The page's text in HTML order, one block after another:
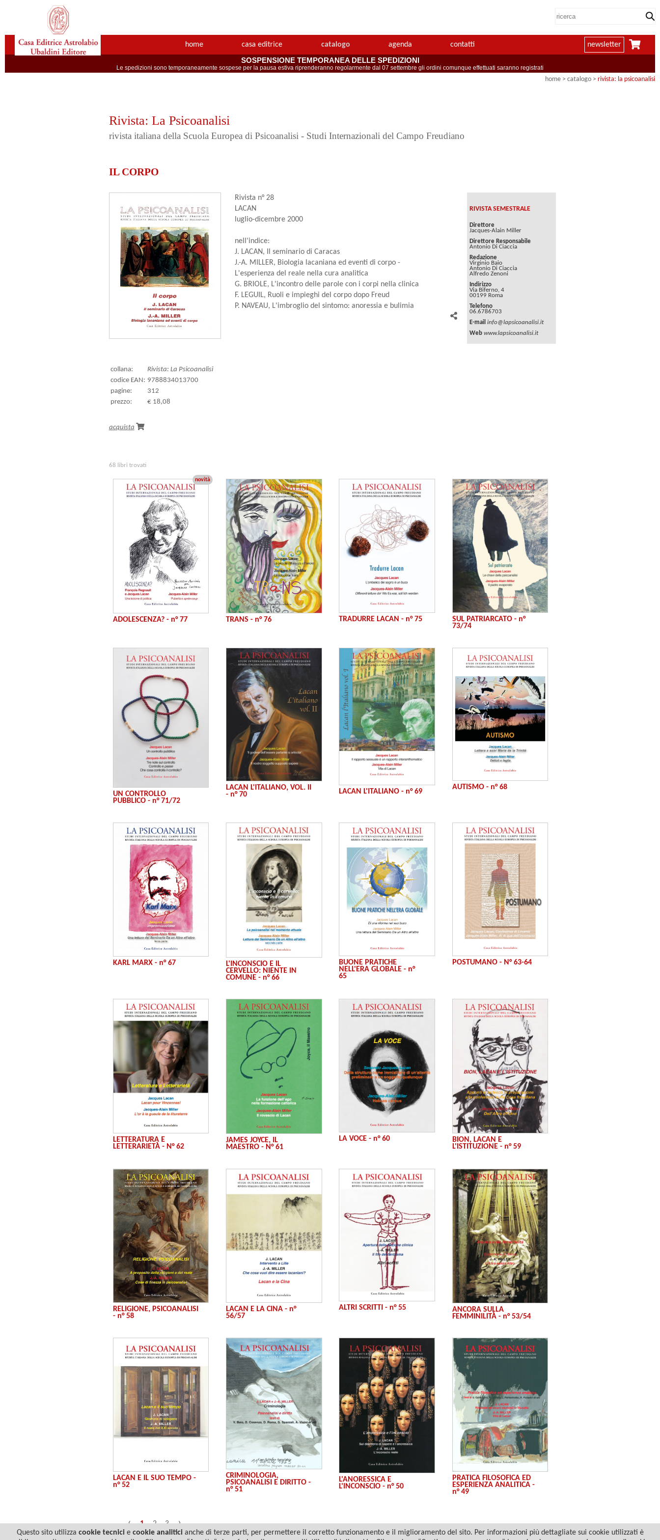
home casa editrice catalogo agenda contatti newsletter
SOSPENSIONE TEMPORANEA DELLE SPEDIZIONI
Le spedizioni sono temporaneamente sospese per la pausa estiva riprenderanno regolarmente dal 07 settembre gli ordini comunque effettuati saranno registrati
home > catalogo > rivista: la psicoanalisi
Rivista: La Psicoanalisi
rivista italiana della Scuola Europea di Psicoanalisi - Studi Internazionali del Campo Freudiano
IL CORPO
Rivista n° 28
LACAN
luglio-dicembre 2000
nell'indice:
J. LACAN, Il seminario di Caracas
J.-A. MILLER, Biologia lacaniana ed eventi di corpo -
L'esperienza del reale nella cura analitica
G. BRIOLE, L'incontro delle parole con i corpi nella clinica
F. LEGUIL, Ruoli e impieghi del corpo dopo Freud
P. NAVEAU, L'imbroglio del sintomo: anoressia e bulimia
RIVISTA SEMESTRALE
Direttore
Jacques-Alain Miller
Direttore Responsabile
Antonio Di Ciaccia
Redazione
Virginio Baio
Antonio Di Ciaccia
Alfredo Zenoni
Indirizzo
Via Biferno, 4
00199 Roma
Telefono
06.6786703
E-mail info@lapsicoanalisi.it
Web www.lapsicoanalisi.it
collana:
Rivista: La Psicoanalisi
codice EAN: 9788834013700
pagine:
312
prezzo:
€ 18,08
acquista
68 libri trovati
novità
ADOLESCENZA? - n° 77 TRANS - n° 76 TRADURRE LACAN - n° 75
SUL PATRIARCATO - n°
73/74
UN CONTROLLO
PUBBLICO - n° 71/72
LACAN L'ITALIANO, VOL. II
- n° 70
LACAN L'ITALIANO - n° 69
AUTISMO - n° 68
KARL MARX - n° 67
L'INCONSCIO E IL
CERVELLO: NIENTE IN
COMUNE - n° 66
BUONE PRATICHE
NELL'ERA GLOBALE - n°
65
POSTUMANO - N° 63-64
LETTERATURA E
LETTERARIETÀ - N° 62
JAMES JOYCE, IL
MAESTRO - N° 61
LA VOCE - n° 60
BION, LACAN E
L'ISTITUZIONE - n° 59
RELIGIONE, PSICOANALISI
- n° 58
LACAN E LA CINA - n°
56/57
ALTRI SCRITTI - n° 55
ANCORA SULLA
FEMMINILITÀ - n° 53/54
LACAN E IL SUO TEMPO -
n° 52
CRIMINOLOGIA,
PSICOANALISI E DIRITTO -
n° 51
L'ANORESSICA E
L'INCONSCIO - n° 50
PRATICA FILOSOFICA ED
ESPERIENZA ANALITICA -
n° 49
‹ 1 2 3 ›
Questo sito utilizza cookie tecnicie cookie analiticianche di terze parti, per permettere il corretto funzionamento e il miglioramento del sito. Per informazioni più dettagliate sui cookie utilizzati è